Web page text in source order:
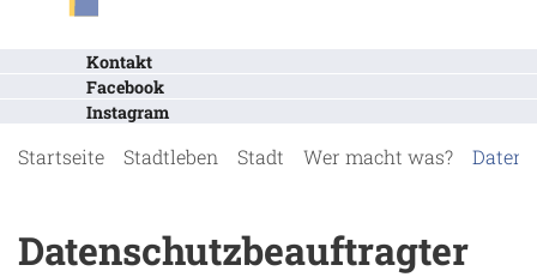
Kontakt
Facebook
Instagram
Startseite Stadtleben Stadt Wer macht was?
Datenschutzbeauftragter